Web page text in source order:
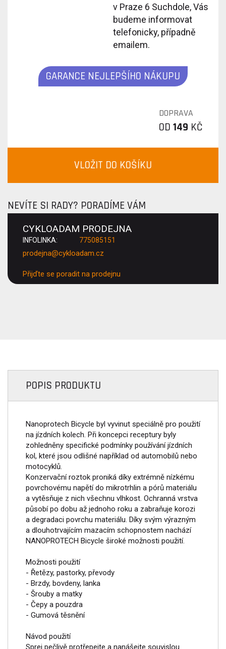
v Praze 6 Suchdole, Vás
budeme informovat
telefonicky, případně
emailem.
GARANCE NEJLEPŠÍHO NÁKUPU
DOPRAVA
OD 149 KČ
VLOŽIT DO KOŠÍKU
NEVÍTE SI RADY? PORADÍME VÁM
CYKLOADAM PRODEJNA
INFOLINKA: 775085151
prodejna@cykloadam.cz
Přijďte se poradit na prodejnu
POPIS PRODUKTU
Nanoprotech Bicycle byl vyvinut speciálně pro použití
na jízdních kolech. Při koncepci receptury byly
zohledněny specifické podmínky používání jízdních
kol, které jsou odlišné například od automobilů nebo
motocyklů.
Konzervační roztok proniká díky extrémně nízkému
povrchovému napětí do mikrotrhlin a pórů materiálu
a vytěsňuje z nich všechnu vlhkost. Ochranná vrstva
působí po dobu až jednoho roku a zabraňuje korozi
a degradaci povrchu materiálu. Díky svým výrazným
a dlouhotrvajícím mazacím schopnostem nachází
NANOPROTECH Bicycle široké možnosti použití.
Možnosti použití
- Řetězy, pastorky, převody
- Brzdy, bovdeny, lanka
- Šrouby a matky
- Čepy a pouzdra
- Gumová těsnění
Návod použití
Sprej pečlivě protřepejte a nanášejte souvislou